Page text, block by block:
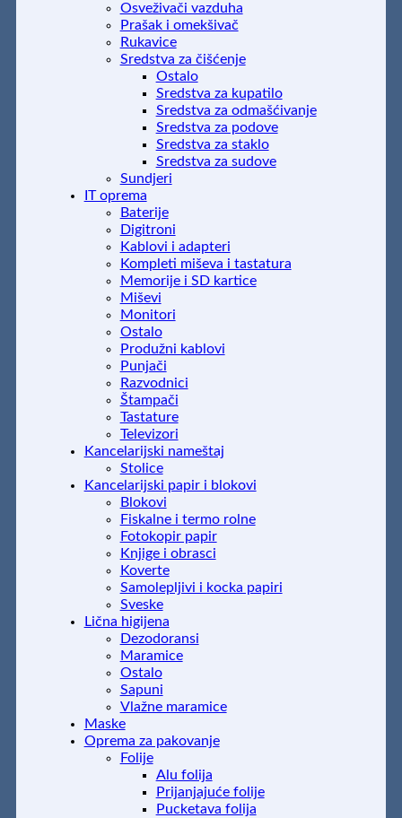
Osveživači vazduha
Prašak i omekšivač
Rukavice
Sredstva za čišćenje
Ostalo
Sredstva za kupatilo
Sredstva za odmašćivanje
Sredstva za podove
Sredstva za staklo
Sredstva za sudove
Sundjeri
IT oprema
Baterije
Digitroni
Kablovi i adapteri
Kompleti miševa i tastatura
Memorije i SD kartice
Miševi
Monitori
Ostalo
Produžni kablovi
Punjači
Razvodnici
Štampači
Tastature
Televizori
Kancelarijski nameštaj
Stolice
Kancelarijski papir i blokovi
Blokovi
Fiskalne i termo rolne
Fotokopir papir
Knjige i obrasci
Koverte
Samolepljivi i kocka papiri
Sveske
Lična higijena
Dezodoransi
Maramice
Ostalo
Sapuni
Vlažne maramice
Maske
Oprema za pakovanje
Folije
Alu folija
Prijanjajuće folije
Pucketava folija